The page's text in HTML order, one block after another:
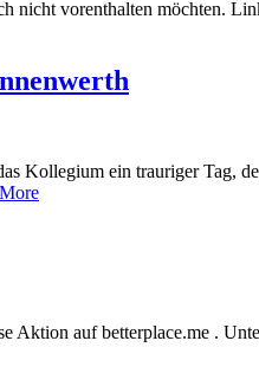
vorenthalten möchten.
Kollegium ein trauriger Tag,
auf betterplace.me .